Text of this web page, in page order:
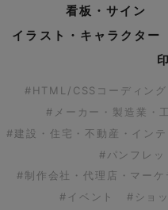
看板・サイン
イラスト・キャラクター
#HTML/CSSコーディング
#メーカー・製造業・
#建設・住宅・不動産・インテ
#パンフレッ
#制作会社・代理店・マーケ
#イベント
#ショ